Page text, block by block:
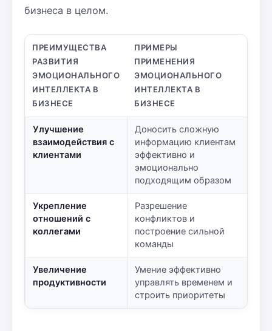
бизнеса в целом.
ПРЕИМУЩЕСТВА
РАЗВИТИЯ
ЭМОЦИОНАЛЬНОГО
ИНТЕЛЛЕКТА В
БИЗНЕСЕ
ПРИМЕРЫ
ПРИМЕНЕНИЯ
ЭМОЦИОНАЛЬНОГО
ИНТЕЛЛЕКТА В
БИЗНЕСЕ
Улучшение
взаимодействия с
клиентами
Доносить сложную
информацию клиентам
эффективно и
эмоционально
подходящим образом
Укрепление
отношений с
коллегами
Разрешение
конфликтов и
построение сильной
команды
Увеличение
продуктивности
Умение эффективно
управлять временем и
строить приоритеты